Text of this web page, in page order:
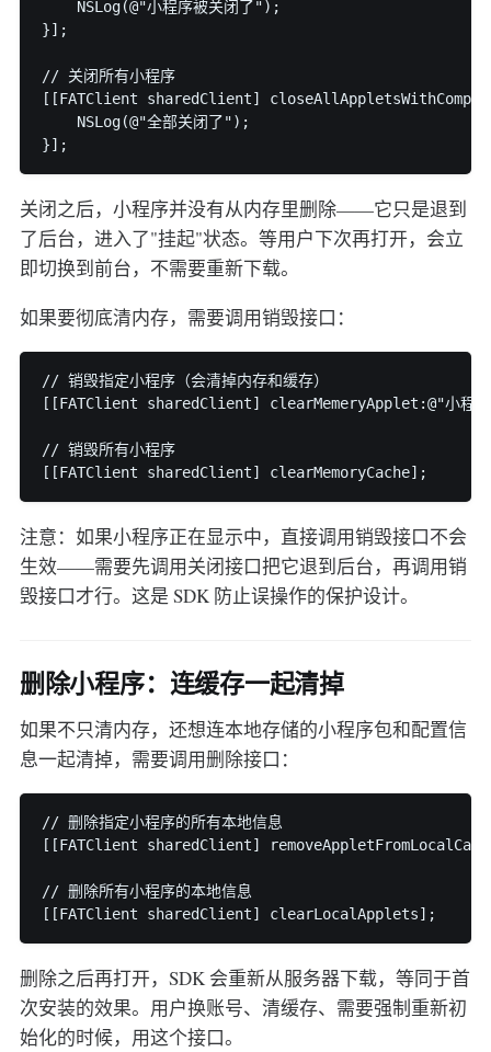
    NSLog(@"小程序被关闭了");
}];
// 关闭所有小程序
[[FATClient sharedClient]
    NSLog(@"全部关闭了");
关闭之后，小程序并没有从内存里删除——它只是退到
了后台，进入了"挂起"状态。等用户下次再打开，会立
即切换到前台，不需要重新下载。
如果要彻底清内存，需要调用销毁接口：
// 销毁指定小程序（会清掉内存和缓存）
[[FATClient sharedClient] clearMemeryApplet:@"小程
// 销毁所有小程序
注意：如果小程序正在显示中，直接调用销毁接口不会
生效——需要先调用关闭接口把它退到后台，再调用销
毁接口才行。这是 SDK 防止误操作的保护设计。
删除小程序：连缓存一起清掉
如果不只清内存，还想连本地存储的小程序包和配置信
息一起清掉，需要调用删除接口：
// 删除指定小程序的所有本地信息
[[FATClient sharedClient]
// 删除所有小程序的本地信息
删除之后再打开，SDK 会重新从服务器下载，等同于首
次安装的效果。用户换账号、清缓存、需要强制重新初
始化的时候，用这个接口。